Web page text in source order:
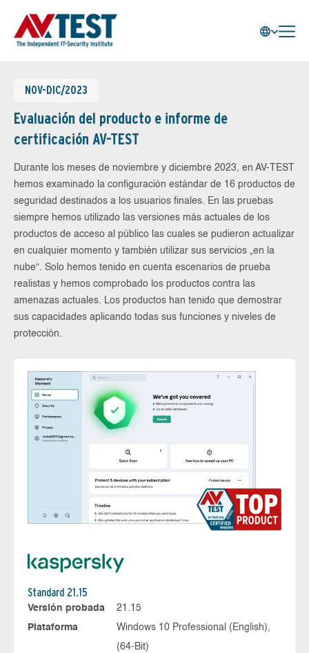
NOV-DIC/2023
Evaluación del producto e informe de
certificación AV-TEST
Durante los meses de noviembre y diciembre 2023, en AV-TEST
hemos examinado la configuración estándar de 16 productos de
seguridad destinados a los usuarios finales. En las pruebas
siempre hemos utilizado las versiones más actuales de los
productos de acceso al público las cuales se pudieron actualizar
en cualquier momento y también utilizar sus servicios „en la
nube“. Solo hemos tenido en cuenta escenarios de prueba
realistas y hemos comprobado los productos contra las
amenazas actuales. Los productos han tenido que demostrar
sus capacidades aplicando todas sus funciones y niveles de
protección.
Standard 21.15
Versión probada
21.15
Plataforma
Windows 10 Professional (English),
(64-Bit)